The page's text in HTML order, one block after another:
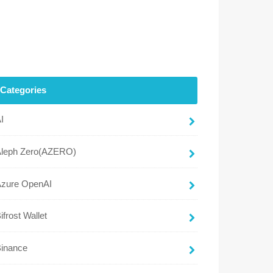
Categories
Zero(AZERO)
OpenAI
Wallet